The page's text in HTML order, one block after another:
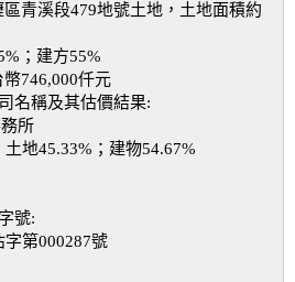
青溪段479地號土地，土地面積約
；建方55%
746,000仟元
名稱及其估價結果:
所
地45.33%；建物54.67%
號:
字第000287號